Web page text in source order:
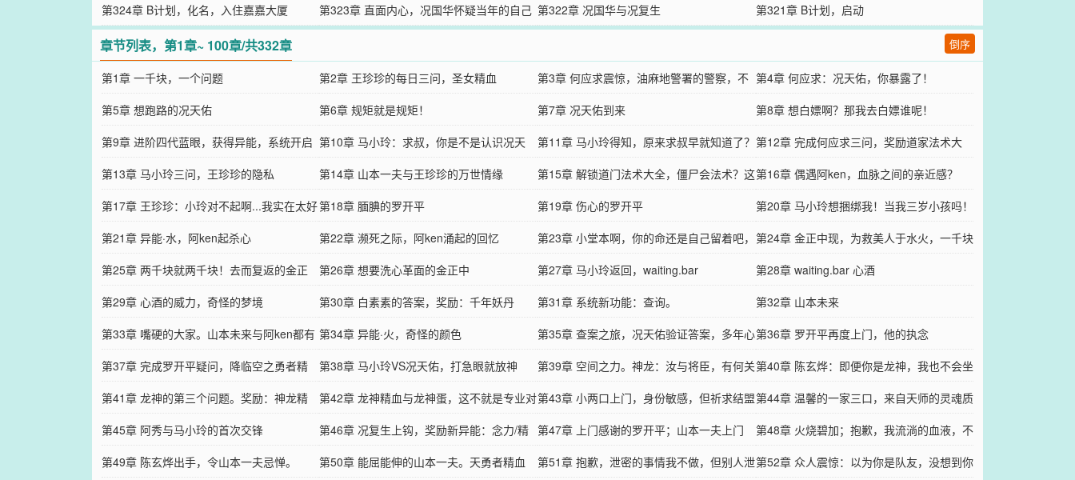
第324章 B计划，化名，入住嘉嘉大厦
第323章 直面内心，况国华怀疑当年的自己 第322章 况国华与况复生 第321章 B计划，启动
章节列表，第1章~ 100章/共332章 倒序
第1章 一千块，一个问题 第2章 王珍珍的每日三问，圣女精血
第3章 何应求震惊，油麻地警署的警察，不
就是况天佑？？
第4章 何应求：况天佑，你暴露了！
第5章 想跑路的况天佑
第6章 规矩就是规矩！ 第7章 况天佑到来
第8章 想白嫖啊？那我去白嫖谁呢！
第9章 进阶四代蓝眼，获得异能，系统开启
新功能！
第10章 马小玲：求叔，你是不是认识况天
佑？
第11章 马小玲得知，原来求叔早就知道了？ 第12章 完成何应求三问，奖励道家法术大
全？这对吗？
第13章 马小玲三问，王珍珍的隐私 第14章 山本一夫与王珍珍的万世情缘
第15章 解锁道门法术大全，僵尸会法术？这
谁挡得住？
第16章 偶遇阿ken，血脉之间的亲近感？
第17章 王珍珍：小玲对不起啊...我实在太好
奇了！
第18章 腼腆的罗开平 第19章 伤心的罗开平
第20章 马小玲想捆绑我！当我三岁小孩吗！
第21章 异能·水，阿ken起杀心
第22章 濒死之际，阿ken涌起的回忆
第23章 小堂本啊，你的命还是自己留着吧，
不过你拿张卡挺好看的
第24章 金正中现，为救美人于水火，一千块
就一千块！
第25章 两千块就两千块！去而复返的金正
中：哥...刚才人多....
第26章 想要洗心革面的金正中 第27章 马小玲返回，waiting.bar
第28章 waiting.bar 心酒
第29章 心酒的威力，奇怪的梦境
第30章 白素素的答案，奖励：千年妖丹 第31章 系统新功能：查询。
第32章 山本未来
第33章 嘴硬的大家。山本未来与阿ken都有
着同样的顾虑。
第34章 异能·火，奇怪的颜色
第35章 查案之旅，况天佑验证答案，多年心
结终被验证！
第36章 罗开平再度上门，他的执念
第37章 完成罗开平疑问，降临空之勇者精
血，异能：空间掌控
第38章 马小玲VS况天佑，打急眼就放神
龙？
第39章 空间之力。神龙：汝与将臣，有何关
系？
第40章 陈玄烨：即便你是龙神，我也不会坐
以待毙
第41章 龙神的第三个问题。奖励：神龙精
血，龙蛋一枚
第42章 龙神精血与龙神蛋，这不就是专业对
口？？
第43章 小两口上门，身份敏感，但祈求结盟
的阿ken
第44章 温馨的一家三口，来自天师的灵魂质
问
第45章 阿秀与马小玲的首次交锋
第46章 况复生上钩，奖励新异能：念力/精
神力
第47章 上门感谢的罗开平；山本一夫上门
第48章 火烧碧加；抱歉，我流淌的血液，不
允许我向敌人下跪
第49章 陈玄烨出手，令山本一夫忌惮。 第50章 能屈能伸的山本一夫。天勇者精血
第51章 抱歉，泄密的事情我不做，但别人泄第52章 众人震惊：以为你是队友，没想到你